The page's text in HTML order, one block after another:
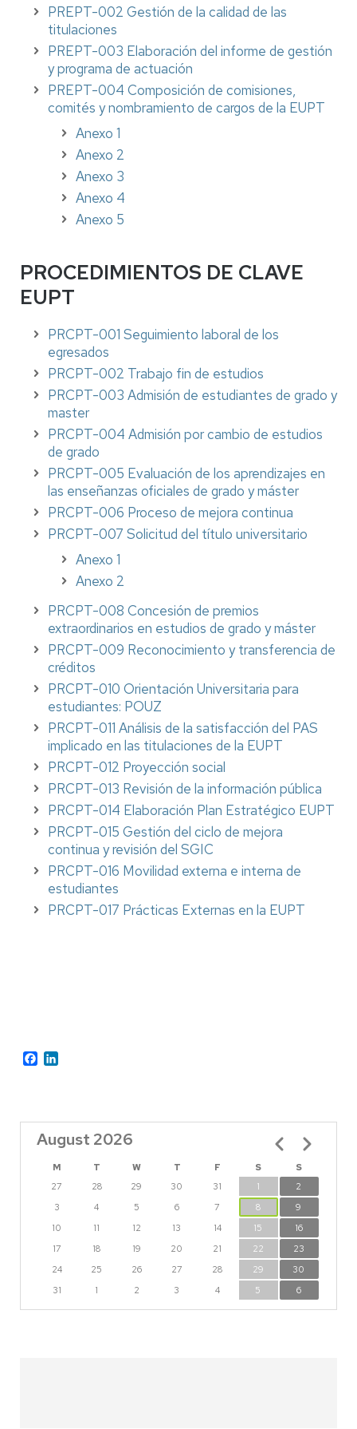
PREPT-002 Gestión de la calidad de las
titulaciones
PREPT-003 Elaboración del informe de gestión
y programa de actuación
PREPT-004 Composición de comisiones,
comités y nombramiento de cargos de la EUPT
Anexo 1
Anexo 2
Anexo 3
Anexo 4
Anexo 5
PROCEDIMIENTOS DE CLAVE
EUPT
PRCPT-001 Seguimiento laboral de los
egresados
PRCPT-002 Trabajo fin de estudios
PRCPT-003 Admisión de estudiantes de grado y
master
PRCPT-004 Admisión por cambio de estudios
de grado
PRCPT-005 Evaluación de los aprendizajes en
las enseñanzas oficiales de grado y máster
PRCPT-006 Proceso de mejora continua
PRCPT-007 Solicitud del título universitario
Anexo 1
Anexo 2
PRCPT-008 Concesión de premios
extraordinarios en estudios de grado y máster
PRCPT-009 Reconocimiento y transferencia de
créditos
PRCPT-010 Orientación Universitaria para
estudiantes: POUZ
PRCPT-011 Análisis de la satisfacción del PAS
implicado en las titulaciones de la EUPT
PRCPT-012 Proyección social
PRCPT-013 Revisión de la información pública
PRCPT-014 Elaboración Plan Estratégico EUPT
PRCPT-015 Gestión del ciclo de mejora
continua y revisión del SGIC
PRCPT-016 Movilidad externa e interna de
estudiantes
PRCPT-017 Prácticas Externas en la EUPT
Facebook
August 2026
M T W T F S
S
27
28 29 30 31 1
2
3
4 5 6 7 8
9
10
11 12 13 14 15
16
17
18 19 20 21 22
23
24
25 26 27 28 29
30
31
1 2 3 4 5 6
Pagination